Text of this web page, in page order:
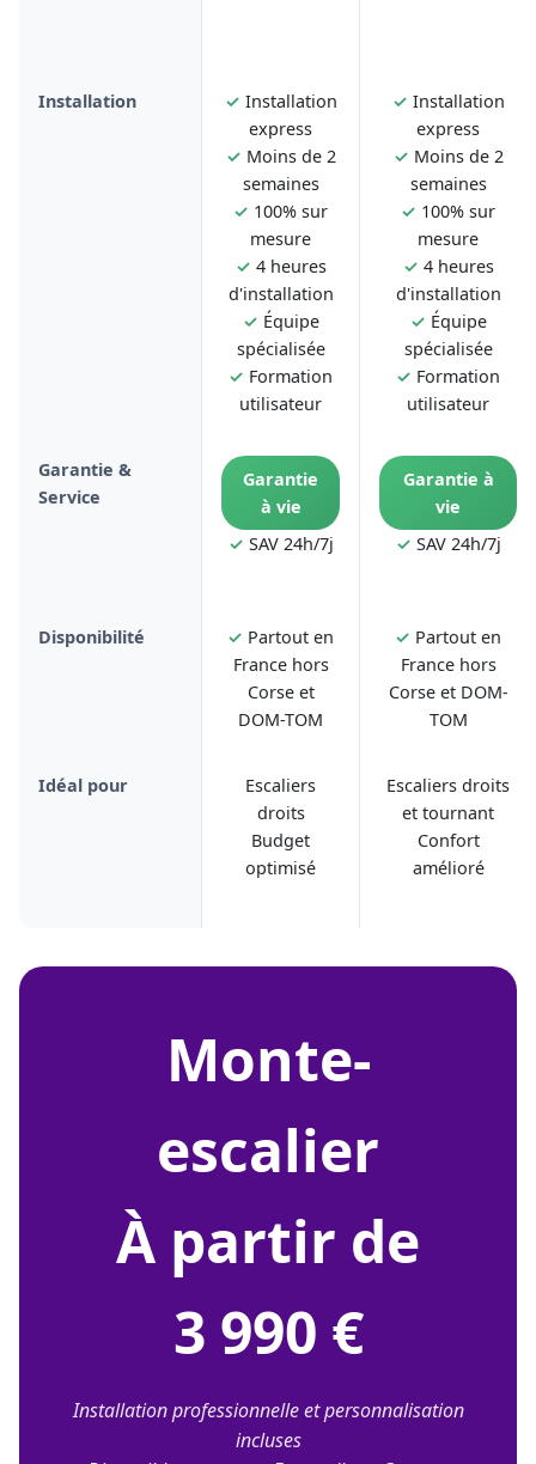
Installation ✓ Installation
express
✓ Moins de 2
semaines
✓ 100% sur
mesure
✓ 4 heures
d'installation
✓ Équipe
spécialisée
✓ Formation
utilisateur
✓ Installation
express
✓ Moins de 2
semaines
✓ 100% sur
mesure
✓ 4 heures
d'installation
✓ Équipe
spécialisée
✓ Formation
utilisateur
Garantie &
Service
Garantie
à vie
✓ SAV 24h/7j
Garantie à
vie
✓ SAV 24h/7j
Disponibilité ✓ Partout en
France hors
Corse et
DOM-TOM
✓ Partout en
France hors
Corse et DOM-
TOM
Idéal pour
Escaliers
droits
Budget
optimisé
Escaliers droits
et tournant
Confort
amélioré
monte-
escalier
À partir de
3 990 €
Installation professionnelle et personnalisation
incluses